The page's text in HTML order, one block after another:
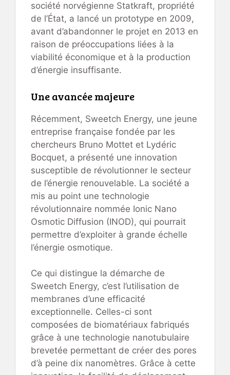
société norvégienne Statkraft, propriété
de l’État, a lancé un prototype en 2009,
avant d’abandonner le projet en 2013 en
raison de préoccupations liées à la
viabilité économique et à la production
d’énergie insuffisante.
Une avancée majeure
Récemment, Sweetch Energy, une jeune
entreprise française fondée par les
chercheurs Bruno Mottet et Lydéric
Bocquet, a présenté une innovation
susceptible de révolutionner le secteur
de l’énergie renouvelable. La société a
mis au point une technologie
révolutionnaire nommée Ionic Nano
Osmotic Diffusion (INOD), qui pourrait
permettre d’exploiter à grande échelle
l’énergie osmotique.
Ce qui distingue la démarche de
Sweetch Energy, c’est l’utilisation de
membranes d’une efficacité
exceptionnelle. Celles-ci sont
composées de biomatériaux fabriqués
grâce à une technologie nanotubulaire
brevetée permettant de créer des pores
d’à peine dix nanomètres. Grâce à cette